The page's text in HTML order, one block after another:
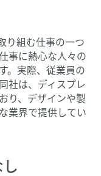
り組む仕事の一つ
事に熱心な人々の
。実際、従業員の
社は、ディスプレ
り、デザインや製
業界で提供してい